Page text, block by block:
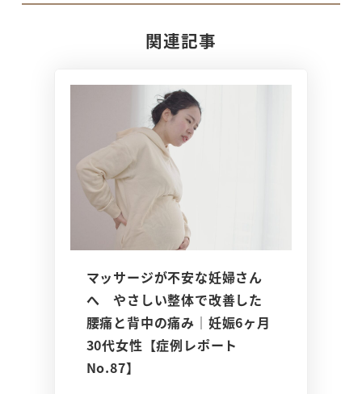
関連記事
マッサージが不安な妊婦さん
へ やさしい整体で改善した
腰痛と背中の痛み｜妊娠6ヶ月
30代女性【症例レポート
No.87】